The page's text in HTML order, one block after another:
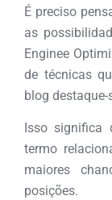
É preciso
as
Enginee
de técnicas
blog
Isso significa
termo
maiores
posições.